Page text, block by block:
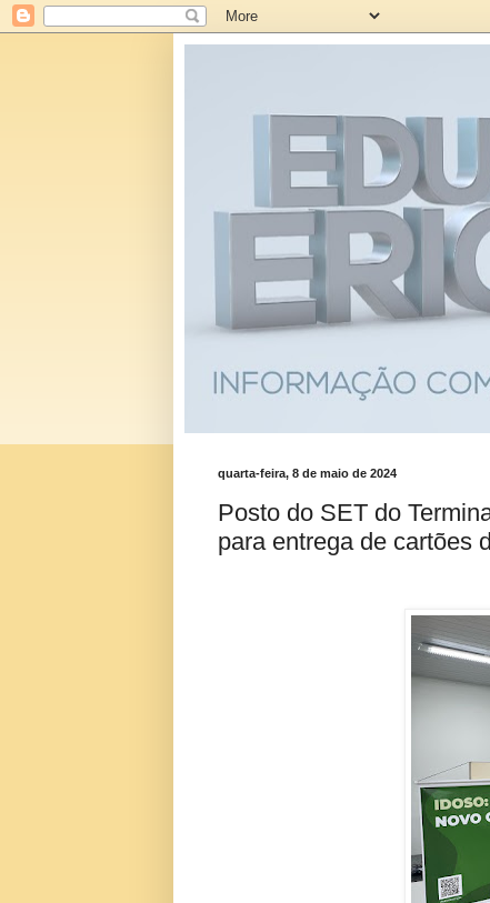
quarta-feira, 8 de maio de 2024
Posto do SET do
para entrega de cartões